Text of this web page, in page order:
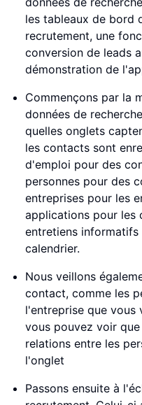
les tableaux de bord
recrutement, une
conversion de leads
démonstration de
Commençons par la
données de
quelles onglets
les contacts sont
d'emploi pour des
personnes pour des
entreprises pour les
applications pour les
entretiens
calendrier.
Nous veillons
contact, comme les
l'entreprise que vous
vous pouvez voir
relations entre les
l'onglet
Passons ensuite à